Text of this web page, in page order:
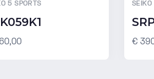
5 SPORTS SEIKO
€